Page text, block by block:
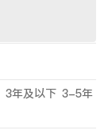
3年及以下 3-5年